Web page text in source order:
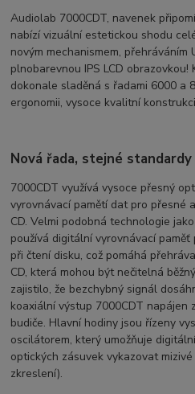
Audiolab 7000CDT, navenek
nabízí vizuální estetickou shodu
novým mechanismem, přehráváním
plnobarevnou IPS LCD
dokonale sladěná s řadami 6000 a
ergonomii, vysoce kvalitní
Nová řada, stejné standardy
7000CDT využívá vysoce přesný
vyrovnávací pamětí dat pro přesné
CD. Velmi podobná technologie
používá digitální vyrovnávací
při čtení disku, což pomáhá
CD, která mohou být nečitelná
zajistilo, že bezchybný signál
koaxiální výstup 7000CDT napájen
budiče. Hlavní hodiny jsou řízeny
oscilátorem, který umožňuje
optických zásuvek vykazovat
zkreslení).